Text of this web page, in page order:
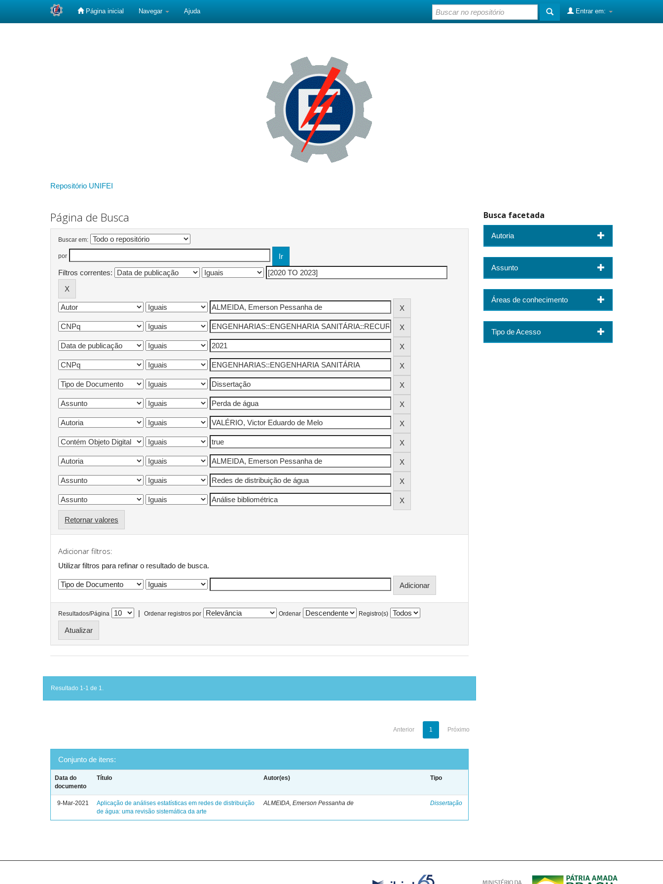
Página inicial Navegar Ajuda Entrar em:
Repositório UNIFEI
Página de Busca
Buscar em:
por
Filtros correntes:
Retornar valores
Adicionar filtros:
Utilizar filtros para refinar o resultado de busca.
Resultados/Página | Ordenar registros por Ordenar Registro(s)
Resultado 1-1 de 1.
Anterior 1 Próximo
Conjunto de itens:
Data do
documento
Título Autor(es) Tipo
9-Mar-2021
Aplicação de análises estatísticas em redes de distribuição
de água: uma revisão sistemática da arte
ALMEIDA, Emerson Pessanha de Dissertação
Busca facetada
Autoria
Assunto
Áreas de conhecimento
Tipo de Acesso